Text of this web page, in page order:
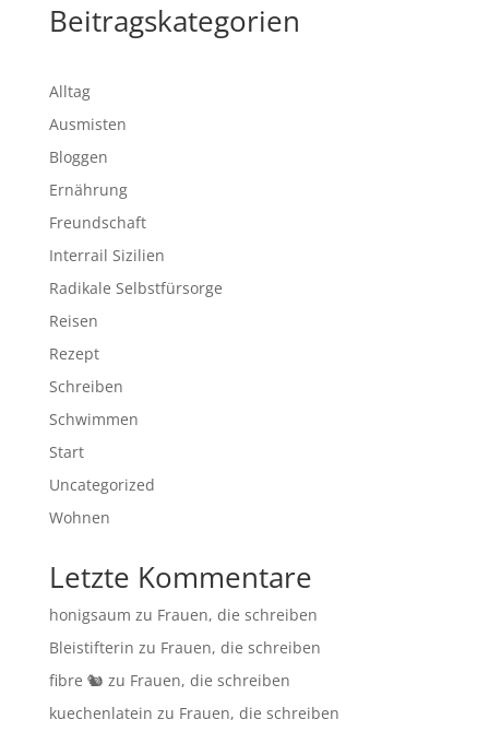
Beitragskategorien
Alltag
Ausmisten
Bloggen
Ernährung
Freundschaft
Interrail Sizilien
Radikale Selbstfürsorge
Reisen
Rezept
Schreiben
Schwimmen
Start
Uncategorized
Wohnen
Letzte Kommentare
honigsaum zu Frauen, die schreiben
Bleistifterin zu Frauen, die schreiben
fibre 🐿 zu Frauen, die schreiben
kuechenlatein zu Frauen, die schreiben